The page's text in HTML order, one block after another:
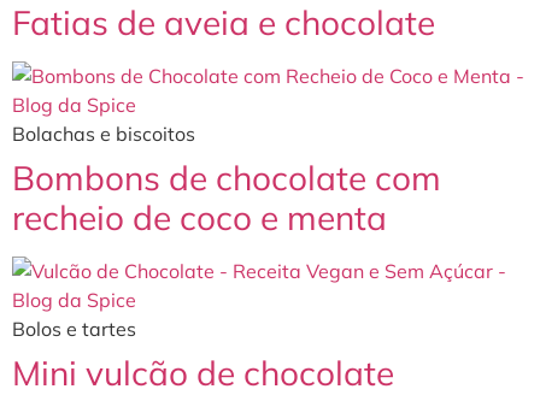
Fatias de aveia e chocolate
Bolachas e biscoitos
Bombons de chocolate com
recheio de coco e menta
Bolos e tartes
Mini vulcão de chocolate